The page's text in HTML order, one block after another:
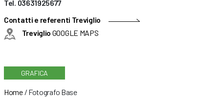
Tel. 03631925677
Contatti e referenti Treviglio
Treviglio GOOGLE MAPS
GRAFICA
Home/ Fotografo Base